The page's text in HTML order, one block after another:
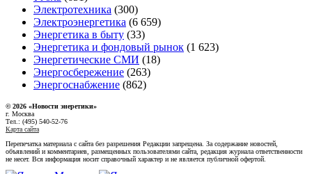
Электротехника (300)
Электроэнергетика (6 659)
Энергетика в быту (33)
Энергетика и фондовый рынок (1 623)
Энергетические СМИ (18)
Энергосбережение (263)
Энергоснабжение (862)
© 2026 «Новости энеретики»
г. Москва
Тел.: (495) 540-52-76
Карта сайта
Перепечатка материала с сайта без разрешения Редакции запрещена. За содержание новостей,
объявлений и комментариев, размещенных пользователями сайта, редакция журнала ответственности
не несет. Вся информация носит справочный характер и не является публичной офертой.